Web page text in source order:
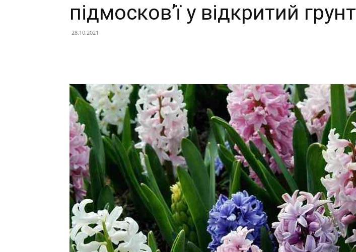
підмосков’ї у відкритий грунт
28.10.2021